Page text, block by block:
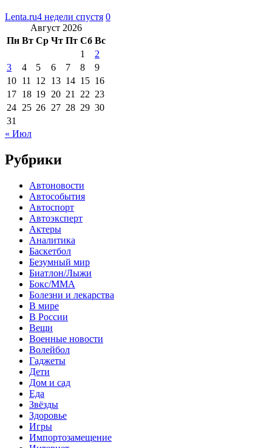
Lenta.ru4 недели спустя 0
Август 2026
Пн Вт Ср Чт Пт Сб Вс
1
2
3
4 5 6 7 8
9
10 11 12 13 14 15 16
17 18 19 20 21 22 23
24 25 26 27 28 29 30
31
« Июл
Рубрики
Автоновости
Автособытия
Автоспорт
Автоэксперт
Актеры
Аналитика
Баскетбол
Безумный мир
Биатлон/Лыжи
Бокс/MMA
Болезни и лекарства
В мире
В России
Вещи
Военные новости
Волейбол
Гаджеты
Дети
Дом и сад
Еда
Звёзды
Здоровье
Игры
Импортозамещение